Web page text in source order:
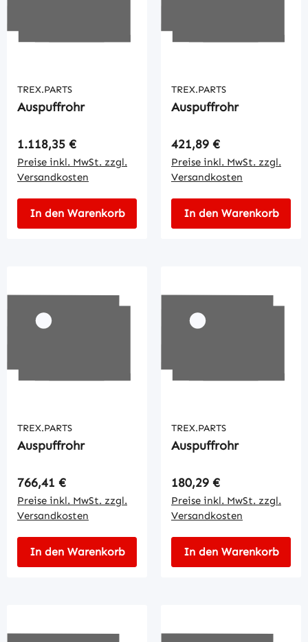
TREX.PARTS
Auspuffrohr
Regulärer Preis:
1.118,35 €
Preise inkl. MwSt. zzgl.
Versandkosten
In den Warenkorb
TREX.PARTS
Auspuffrohr
Regulärer Preis:
421,89 €
Preise inkl. MwSt. zzgl.
Versandkosten
In den Warenkorb
TREX.PARTS
Auspuffrohr
Regulärer Preis:
766,41 €
Preise inkl. MwSt. zzgl.
Versandkosten
In den Warenkorb
TREX.PARTS
Auspuffrohr
Regulärer Preis:
180,29 €
Preise inkl. MwSt. zzgl.
Versandkosten
In den Warenkorb